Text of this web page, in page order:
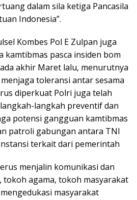
dalam sila ketiga Pancasila
Indonesia”.
Kombes Pol E Zulpan juga
kamtibmas pasca insiden bom
akhir Maret lalu, menurutnya
toleransi antar sesama
diperkuat Polri juga telah
langkah preventif dan
potensi gangguan kamtibmas
patroli gabungan antara TNI
terkait dari pemerintah
menjalin komunikasi dan
tokoh agama, tokoh masyarakat
masyarakat